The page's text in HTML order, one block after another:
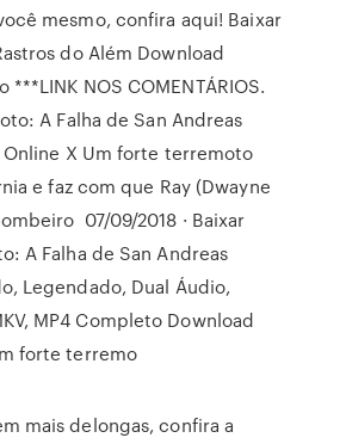
mesmo, confira aqui! Baixar
do Além Download
NOS COMENTÁRIOS.
A Falha de San Andreas
Online X Um forte terremoto
e faz com que Ray (Dwayne
07/09/2018 · Baixar
A Falha de San Andreas
Legendado, Dual Áudio,
MP4 Completo Download
forte terremo
mais delongas, confira a